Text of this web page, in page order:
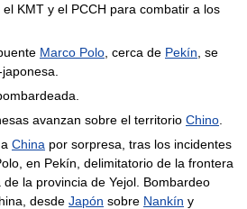
el KMT y el PCCH para combatir a los
Marco Polo , cerca de Pekín , se
avanzan sobre el territorio Chino
China por sorpresa, tras los incidentes
en Pekín, delimitatorio de la frontera
la provincia de Yejol. Bombardeo
desde Japón sobre Nankín y